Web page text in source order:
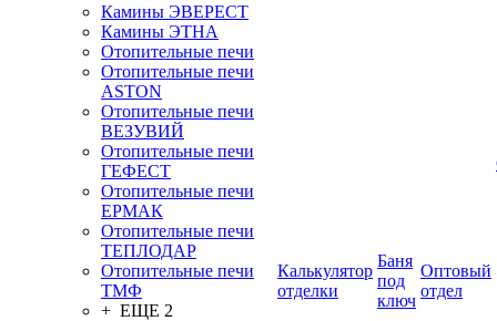
Камины ЭВЕРЕСТ
Камины ЭТНА
Отопительные печи
Отопительные печи
ASTON
Отопительные печи
ВЕЗУВИЙ
Отопительные печи
ГЕФЕСТ
Отопительные печи
ЕРМАК
Отопительные печи
ТЕПЛОДАР
Отопительные печи
ТМФ
+ ЕЩЕ 2
Калькулятор
отделки
Баня
под
ключ
Оптовый
отдел